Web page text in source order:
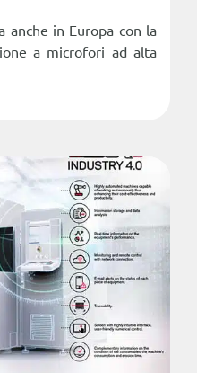
anche in Europa con la
a microfori ad alta